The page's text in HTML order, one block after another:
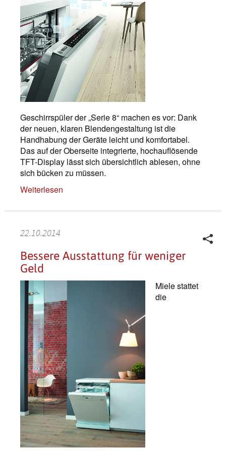
Geschirrspüler der „Serie 8“ machen es vor: Dank
der neuen, klaren Blendengestaltung ist die
Handhabung der Geräte leicht und komfortabel.
Das auf der Oberseite integrierte, hochauflösende
TFT-Display lässt sich übersichtlich ablesen, ohne
sich bücken zu müssen.
Weiterlesen
22.10.2014
Bessere Ausstattung für weniger
Geld
Miele stattet
die